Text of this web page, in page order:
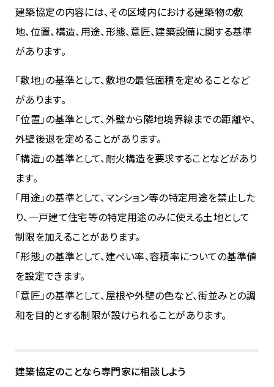
建築協定の内容には、その区域内における建築物の敷
地、位置、構造、用途、形態、意匠、建築設備に関する基準
があります。
「敷地」の基準として、敷地の最低面積を定めることなど
があります。
「位置」の基準として、外壁から隣地境界線までの距離や、
外壁後退を定めることがあります。
「構造」の基準として、耐火構造を要求することなどがあり
ます。
「用途」の基準として、マンション等の特定用途を禁止した
り、一戸建て住宅等の特定用途のみに使える土地として
制限を加えることがあります。
「形態」の基準として、建ぺい率、容積率についての基準値
を設定できます。
「意匠」の基準として、屋根や外壁の色など、街並みとの調
和を目的とする制限が設けられることがあります。
建築協定のことなら専門家に相談しよう